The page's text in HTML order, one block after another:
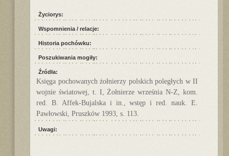
Życiorys:
Wspomnienia / relacje:
Historia pochówku:
Poszukiwania mogiły:
Źródła:
Księga pochowanych żołnierzy polskich poległych w II
wojnie światowej, t. I, Żołnierze września N-Z, kom.
red. B. Affek-Bujalska i in., wstęp i red. nauk. E.
Pawłowski, Pruszków 1993, s. 113.
Uwagi: